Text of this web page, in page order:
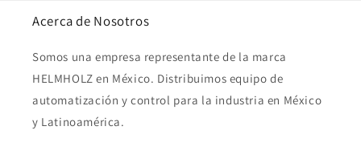
Acerca de Nosotros
Somos una empresa representante de la marca
HELMHOLZ en México. Distribuimos equipo de
automatización y control para la industria en México
y Latinoamérica.